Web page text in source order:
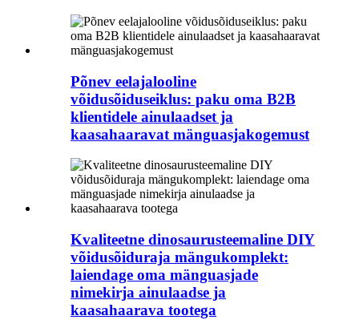
Põnev eelajalooline
võidusõiduseiklus: paku oma B2B
klientidele ainulaadset ja
kaasahaaravat mänguasjakogemust
Kvaliteetne dinosaurusteemaline DIY
võidusõiduraja mängukomplekt:
laiendage oma mänguasjade
nimekirja ainulaadse ja
kaasahaarava tootega